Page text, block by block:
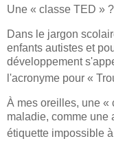
Une « classe TED » ?
Dans le jargon
enfants autistes et
développement
l'acronyme pour «
À mes oreilles, une «
maladie, comme une
étiquette impossible